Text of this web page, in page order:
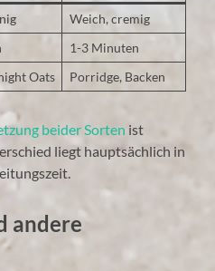
Weich, cremig
1-3 Minuten
Oats Porridge, Backen
beider Sorten ist
liegt hauptsächlich in
andere